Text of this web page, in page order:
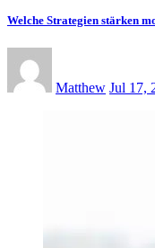
Welche Strategien stärken
Matthew Jul 17,